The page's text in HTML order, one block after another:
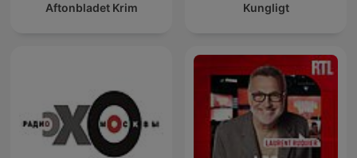
Aftonbladet Krim Kungligt